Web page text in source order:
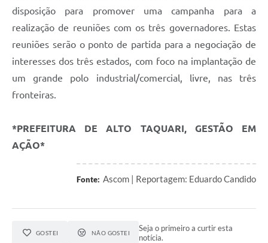
disposição para promover uma campanha para a
realização de reuniões com os três governadores. Estas
reuniões serão o ponto de partida para a negociação de
interesses dos três estados, com foco na implantação de
um grande polo industrial/comercial, livre, nas três
fronteiras.
*PREFEITURA DE ALTO TAQUARI, GESTÃO EM
AÇÃO*
Fonte: Ascom | Reportagem: Eduardo Candido
GOSTEI NÃO GOSTEI
Seja o primeiro a curtir esta
notícia.